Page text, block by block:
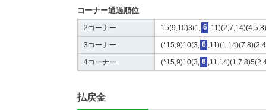
コーナー通過順位
2コーナー 15(9,10)3(1, 6
3コーナー (*15,9)10(3, 6
4コーナー (*15,9)10(3, 6
払戻金